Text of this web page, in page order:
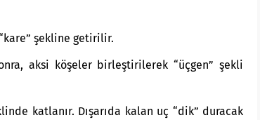
şekline getirilir.
aksi köşeler birleştirilerek “üçgen” şekli
katlanır. Dışarıda kalan uç “dik” duracak